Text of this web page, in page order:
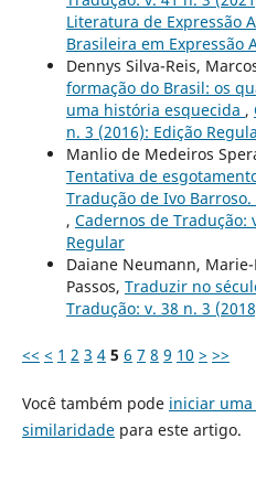
Literatura de Expressão
Brasileira em Expressão
Dennys Silva-Reis,
formação do Brasil: os
uma história esquecida ,
n. 3 (2016): Edição
Manlio de Medeiros
Tentativa de
Tradução de Ivo Barroso.
, Cadernos de Tradução:
Regular
Daiane Neumann,
Passos, Traduzir no
Tradução: v. 38 n. 3
<< < 1 2 3 4 5 6 7 8 9 10 > >>
Você também pode iniciar
similaridadepara este artigo.